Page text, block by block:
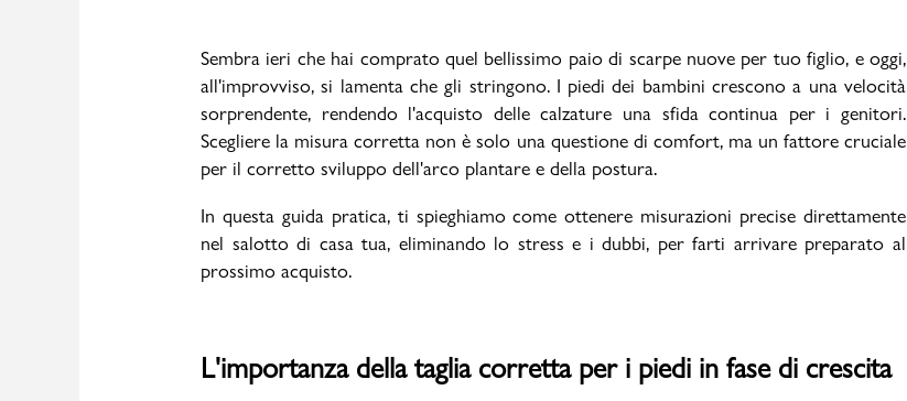
Bambino
Sembra ieri che hai comprato quel bellissimo paio di scarpe nuove per tuo figlio, e oggi,
all'improvviso, si lamenta che gli stringono. I piedi dei bambini crescono a una velocità
sorprendente, rendendo l'acquisto delle calzature una sfida continua per i genitori.
Scegliere la misura corretta non è solo una questione di comfort, ma un fattore cruciale
per il corretto sviluppo dell'arco plantare e della postura.
In questa guida pratica, ti spieghiamo come ottenere misurazioni precise direttamente
nel salotto di casa tua, eliminando lo stress e i dubbi, per farti arrivare preparato al
prossimo acquisto.
L'importanza della taglia corretta per i piedi in fase di crescita